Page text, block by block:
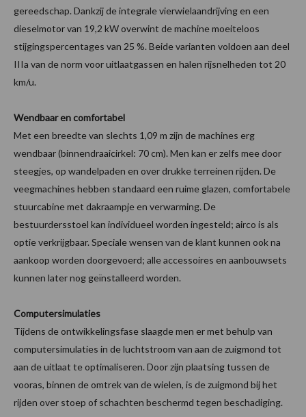
gereedschap. Dankzij de integrale vierwielaandrijving en een
dieselmotor van 19,2 kW overwint de machine moeiteloos
stijgingspercentages van 25 %. Beide varianten voldoen aan deel
IIIa van de norm voor uitlaatgassen en halen rijsnelheden tot 20
km/u.
Wendbaar en comfortabel
Met een breedte van slechts 1,09 m zijn de machines erg
wendbaar (binnendraaicirkel: 70 cm). Men kan er zelfs mee door
steegjes, op wandelpaden en over drukke terreinen rijden. De
veegmachines hebben standaard een ruime glazen, comfortabele
stuurcabine met dakraampje en verwarming. De
bestuurdersstoel kan individueel worden ingesteld; airco is als
optie verkrijgbaar. Speciale wensen van de klant kunnen ook na
aankoop worden doorgevoerd; alle accessoires en aanbouwsets
kunnen later nog geïnstalleerd worden.
Computersimulaties
Tijdens de ontwikkelingsfase slaagde men er met behulp van
computersimulaties in de luchtstroom van aan de zuigmond tot
aan de uitlaat te optimaliseren. Door zijn plaatsing tussen de
vooras, binnen de omtrek van de wielen, is de zuigmond bij het
rijden over stoep of schachten beschermd tegen beschadiging.